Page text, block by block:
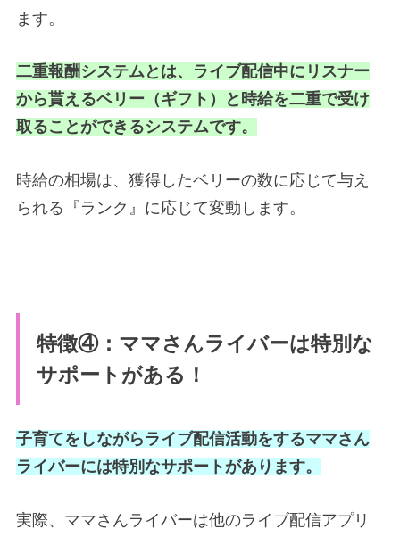
ます。
二重報酬システムとは、ライブ配信中にリスナー
から貰えるベリー（ギフト）と時給を二重で受け
取ることができるシステムです。
時給の相場は、獲得したベリーの数に応じて与え
られる『ランク』に応じて変動します。
特徴④：ママさんライバーは特別な
サポートがある！
子育てをしながらライブ配信活動をするママさん
ライバーには特別なサポートがあります。
実際、ママさんライバーは他のライブ配信アプリ